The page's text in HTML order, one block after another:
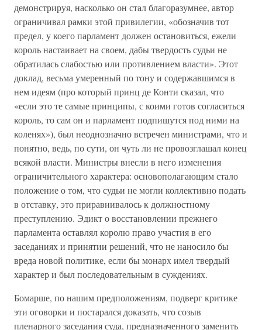
демонстрируя, насколько он стал благоразумнее, автор
ограничивал рамки этой привилегии, «обозначив тот
предел, у коего парламент должен остановиться, ежели
король настаивает на своем, дабы твердость судьи не
обратилась слабостью или противлением власти». Этот
доклад, весьма умеренный по тону и содержавшимся в
нем идеям (про который принц де Конти сказал, что
«если это те самые принципы, с коими готов согласиться
король, то сам он и парламент подпишутся под ними на
коленях»), был неоднозначно встречен министрами, что и
понятно, ведь, по сути, он чуть ли не провозглашал конец
всякой власти. Министры внесли в него изменения
ограничительного характера: основополагающим стало
положение о том, что судьи не могли коллективно подать
в отставку, это приравнивалось к должностному
преступлению. Эдикт о восстановлении прежнего
парламента оставлял королю право участия в его
заседаниях и принятии решений, что не наносило бы
вреда новой политике, если бы монарх имел твердый
характер и был последовательным в суждениях.
Бомарше, по нашим предположениям, подверг критике
эти оговорки и постарался доказать, что созыв
пленарного заседания суда, предназначенного заменить